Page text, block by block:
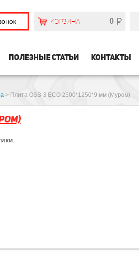
КОРЗИНА 0
ПОЛЕЗНЫЕ СТАТЬИ КОНТАКТЫ
> Плита OSB-3 ECO 2500*1250*9 мм (Муром)